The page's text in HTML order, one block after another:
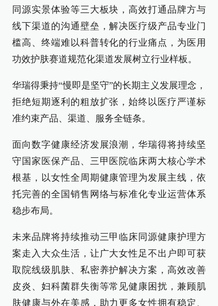
同源实景体验等三大板块，高效打通品牌方与
线下渠道的沟通壁垒，解决医疗级产品专业门
槛高、终端难以科普转化的行业痛点，为医用
功效护肤赛道规范化渠道发展树立行业样板。
华瑞得秉持“慢即是坚守”的长期主义发展理念，
拒绝短期逐利的粗放扩张，始终以医疗严谨标
准约束产品、渠道、服务全链条。
面向数字健康经济发展浪潮，华瑞得将持续坚
守国家医保产品、三甲医院临床两大核心学术
根基，以女性全周期健康管理为发展主线，依
托完善的全国销售网络与标准化专业运营体系
稳步布局。
未来品牌将持续推动三甲临床同源健康护理方
案走入大众生活，让广大女性足不出户即可获
取院线级肌肤、私密养护解决方案，高效改善
皮炎、妇科菌群失衡等常见健康困扰，兼顾肌
肤健康与外在美感，助力更多女性拥有稳定、